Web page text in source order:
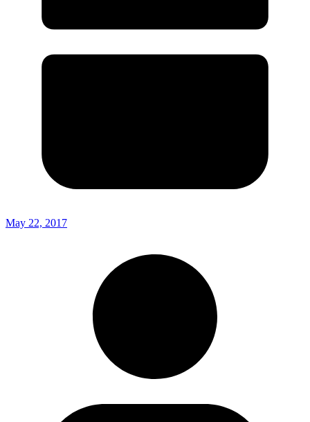
May 22, 2017